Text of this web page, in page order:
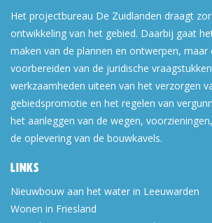
Het projectbureau De Zuidlanden draagt
ontwikkeling van het gebied. Daarbij gaat
maken van de plannen en ontwerpen,
voorbereiden van de juridische
werkzaamheden uiteen van het verzorgen
gebiedspromotie en het regelen van
het aanleggen van de wegen,
de oplevering van de bouwkavels.
Links
Nieuwbouw aan het water in Leeuwarden
Wonen in Friesland